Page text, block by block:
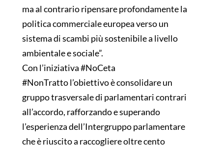
ma al contrario ripensare profondamente la
politica commerciale europea verso un
sistema di scambi più sostenibile a livello
ambientale e sociale”.
Con l’iniziativa #NoCeta
#NonTratto l’obiettivo è consolidare un
gruppo trasversale di parlamentari contrari
all’accordo, rafforzando e superando
l’esperienza dell’Intergruppo parlamentare
che è riuscito a raccogliere oltre cento